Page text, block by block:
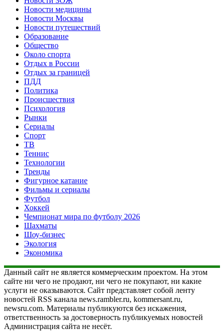
Новости медицины
Новости Москвы
Новости путешествий
Образование
Общество
Около спорта
Отдых в России
Отдых за границей
ПДД
Политика
Происшествия
Психология
Рынки
Сериалы
Спорт
ТВ
Теннис
Технологии
Тренды
Фигурное катание
Фильмы и сериалы
Футбол
Хоккей
Чемпионат мира по футболу 2026
Шахматы
Шоу-бизнес
Экология
Экономика
Данный сайт не является коммерческим проектом. На этом
сайте ни чего не продают, ни чего не покупают, ни какие
услуги не оказываются. Сайт представляет собой ленту
новостей RSS канала news.rambler.ru, kommersant.ru,
newsru.com. Материалы публикуются без искажения,
ответственность за достоверность публикуемых новостей
Администрация сайта не несёт.